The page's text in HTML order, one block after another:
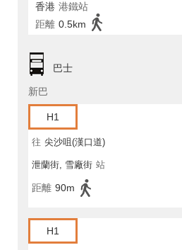
香港 港鐵站
距離 0.5km
巴士
新巴
H1
往 尖沙咀(漢口道)
泄蘭街, 雪廠街 站
距離 90m
H1